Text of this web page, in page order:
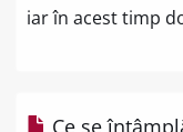
iar în acest timp
Ce se